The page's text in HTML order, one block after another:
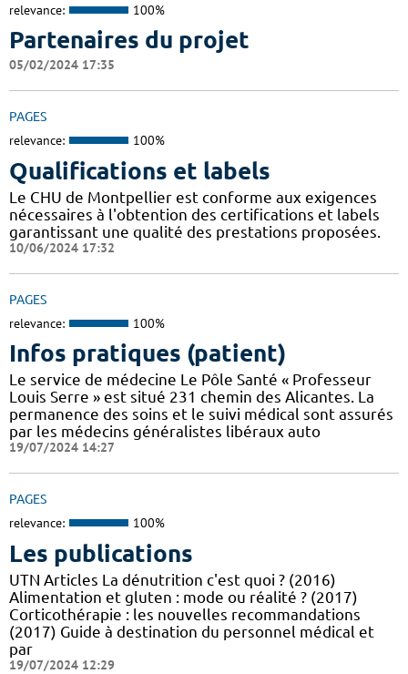
relevance: 100%
Partenaires du projet
05/02/2024 17:35
PAGES
relevance: 100%
Qualifications et labels
Le CHU de Montpellier est conforme aux exigences
nécessaires à l'obtention des certifications et labels
garantissant une qualité des prestations proposées.
10/06/2024 17:32
PAGES
relevance: 100%
Infos pratiques (patient)
Le service de médecine Le Pôle Santé « Professeur
Louis Serre » est situé 231 chemin des Alicantes. La
permanence des soins et le suivi médical sont assurés
par les médecins généralistes libéraux auto
19/07/2024 14:27
PAGES
relevance: 100%
Les publications
UTN Articles La dénutrition c'est quoi ? (2016)
Alimentation et gluten : mode ou réalité ? (2017)
Corticothérapie : les nouvelles recommandations
(2017) Guide à destination du personnel médical et
par
19/07/2024 12:29